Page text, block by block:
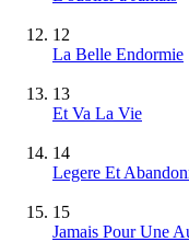
12
La Belle Endormie
13
Et Va La Vie
14
Legere Et
15
Jamais Pour Une